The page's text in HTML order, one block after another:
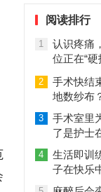
阅读排行
1
认识疼痛
位正在“硬
2
手术快结
地数纱布
3
手术室里
了是护士
4
生活即训
子在快乐